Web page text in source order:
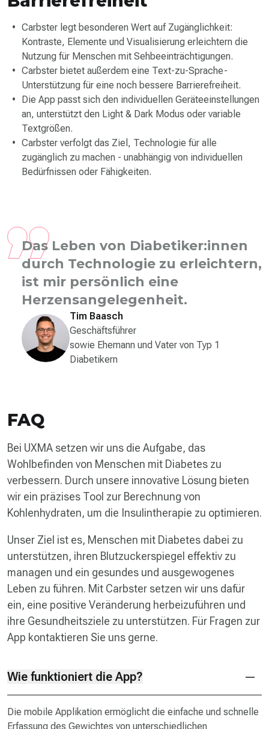
Carbster legt besonderen Wert auf Zugänglichkeit:
Kontraste, Elemente und Visualisierung erleichtern die
Nutzung für Menschen mit Sehbeeinträchtigungen.
Carbster bietet außerdem eine Text-zu-Sprache-
Unterstützung für eine noch bessere Barrierefreiheit.
Die App passt sich den individuellen Geräteeinstellungen
an, unterstützt den Light & Dark Modus oder variable
Textgrößen.
Carbster verfolgt das Ziel, Technologie für alle
zugänglich zu machen - unabhängig von individuellen
Bedürfnissen oder Fähigkeiten.
Das Leben von Diabetiker:innen
durch Technologie zu erleichtern,
ist mir persönlich eine
Herzensangelegenheit.
Tim Baasch
Geschäftsführer
sowie Ehemann und Vater von Typ 1
Diabetikern
FAQ
Bei UXMA setzen wir uns die Aufgabe, das
Wohlbefinden von Menschen mit Diabetes zu
verbessern. Durch unsere innovative Lösung bieten
wir ein präzises Tool zur Berechnung von
Kohlenhydraten, um die Insulintherapie zu optimieren.
Unser Ziel ist es, Menschen mit Diabetes dabei zu
unterstützen, ihren Blutzuckerspiegel effektiv zu
managen und ein gesundes und ausgewogenes
Leben zu führen. Mit Carbster setzen wir uns dafür
ein, eine positive Veränderung herbeizuführen und
ihre Gesundheitsziele zu unterstützen. Für Fragen zur
App kontaktieren Sie uns gerne.
Wie funktioniert die App?
Die mobile Applikation ermöglicht die einfache und schnelle
Erfassung des Gewichtes von unterschiedlichen